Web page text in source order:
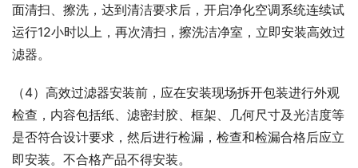
面清扫、擦洗，达到清洁要求后，开启净化空调系统连续试
运行12小时以上，再次清扫，擦洗洁净室，立即安装高效过
滤器。
（4）高效过滤器安装前，应在安装现场拆开包装进行外观
检查，内容包括纸、滤密封胶、框架、几何尺寸及光洁度等
是否符合设计要求，然后进行检漏，检查和检漏合格后应立
即安装。不合格产品不得安装。